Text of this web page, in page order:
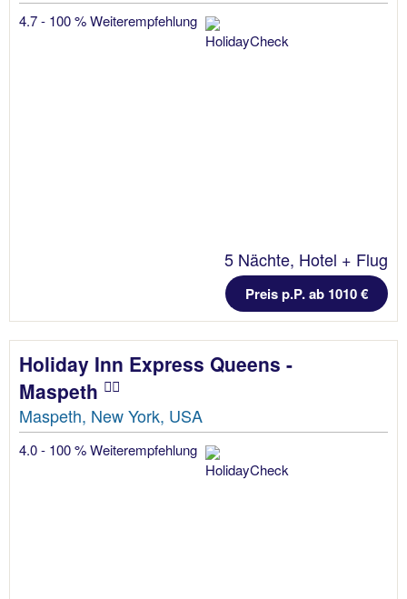
4.7 - 100 % Weiterempfehlung
5 Nächte, Hotel + Flug
Preis p.P. ab 1010 €
Holiday Inn Express Queens -
Maspeth
Maspeth, New York, USA
4.0 - 100 % Weiterempfehlung